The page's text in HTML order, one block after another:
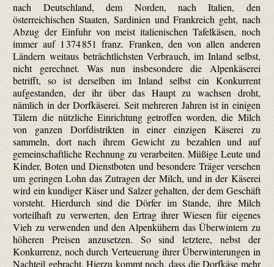
nach Deutschland, dem Norden, nach Italien, den
österreichischen Staaten, Sardinien und Frankreich geht, nach
Abzug der Einfuhr von meist italienischen Tafelkäsen, noch
immer auf 1 374 851 franz. Franken, den von allen anderen
Ländern weitaus beträcht­lichsten Verbrauch, im Inland selbst,
nicht gerechnet. Was nun insbesondere die Alpenkäserei
betrifft, so ist derselben im Inland selbst ein Konkurrent
aufgestanden, der ihr über das Haupt zu wachsen droht,
nämlich in der Dorfkäserei. Seit mehreren Jahren ist in einigen
Tälern die nützliche Einrichtung getroffen worden, die Milch
von ganzen Dorfdistrikten in einer einzigen Käserei zu
sammeln, dort nach ihrem Gewicht zu bezahlen und auf
gemeinschaftliche Rechnung zu verarbeiten. Müßige Leute und
Kinder, Boten und Dienstboten und besondere Träger versehen
um geringen Lohn das Zutragen der Milch, und in der Käserei
wird ein kundiger Käser und Salzer gehalten, der dem Geschäft
vorsteht. Hierdurch sind die Dörfer im Stande, ihre Milch
vorteilhaft zu verwerten, den Ertrag ihrer Wiesen für eigenes
Vieh zu verwenden und den Alpen­kühern das Überwintern zu
höheren Preisen anzusetzen. So sind letztere, nebst der
Konkurrenz, noch durch Verteuerung ihrer Überwinterungen in
Nachteil gebracht. Hierzu kommt noch, dass die Dorfkäse mehr